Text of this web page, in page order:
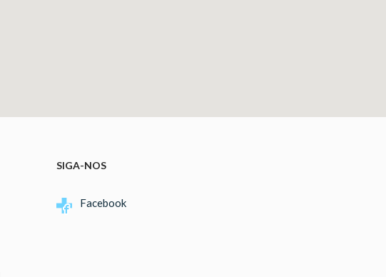
SIGA-NOS
Facebook